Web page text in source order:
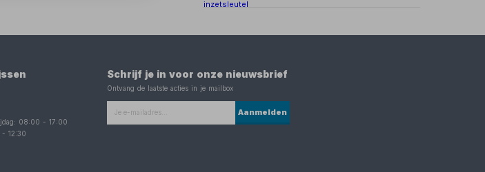
08:00 -17:00
-12:30
Schrijf je in voor onze nieuwsbrief
Ontvang de laatste acties in je mailbox
Aanmelden